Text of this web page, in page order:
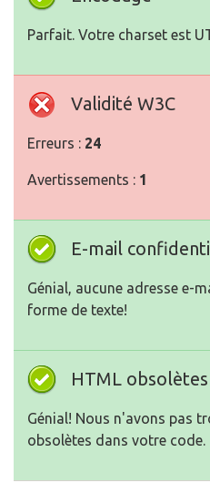
Parfait. Votre charset est
Validité W3C
Erreurs : 24
Avertissements : 1
E-mail
Génial, aucune adresse e-
forme de texte!
HTML obsolètes
Génial! Nous n'avons pas
obsolètes dans votre code.